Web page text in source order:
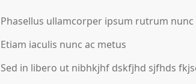
Phasellus ullamcorper ipsum rutrum nunc
Etiam iaculis nunc ac metus
Sed in libero ut nibhkjhf dskfjhd sjfhds